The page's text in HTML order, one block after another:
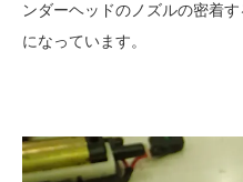
ンダーヘッドのノズルの密着
になっています。